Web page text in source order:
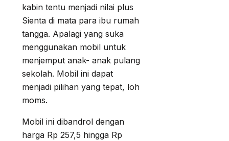
kabin tentu menjadi nilai plus
Sienta di mata para ibu rumah
tangga. Apalagi yang suka
menggunakan mobil untuk
menjemput anak- anak pulang
sekolah. Mobil ini dapat
menjadi pilihan yang tepat, loh
moms.
Mobil ini dibandrol dengan
harga Rp 257,5 hingga Rp